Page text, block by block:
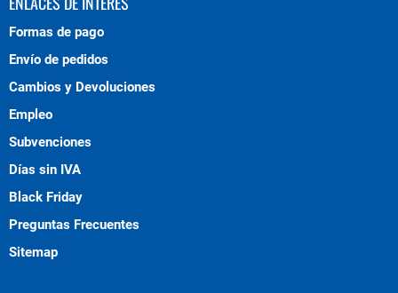
Formas de pago
Envío de pedidos
Cambios y Devoluciones
Empleo
Subvenciones
Días sin IVA
Black Friday
Preguntas Frecuentes
Sitemap